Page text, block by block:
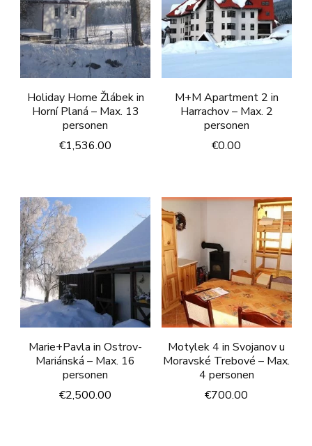
Holiday Home Žlábek in
Horní Planá – Max. 13
personen
€1,536.00
M+M Apartment 2 in
Harrachov – Max. 2
personen
€0.00
Marie+Pavla in Ostrov-
Mariánská – Max. 16
personen
€2,500.00
Motylek 4 in Svojanov u
Moravské Trebové – Max.
4 personen
€700.00